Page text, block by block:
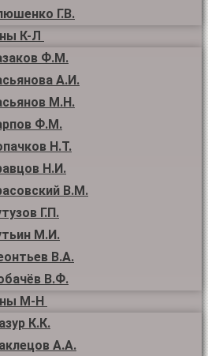
Г.В.
К-Л
Ф.М.
А.И.
М.Н.
Ф.М.
Н.Т.
Н.И.
В.М.
Г.П.
М.И.
В.А.
В.Ф.
М-Н
К.К.
А.А.